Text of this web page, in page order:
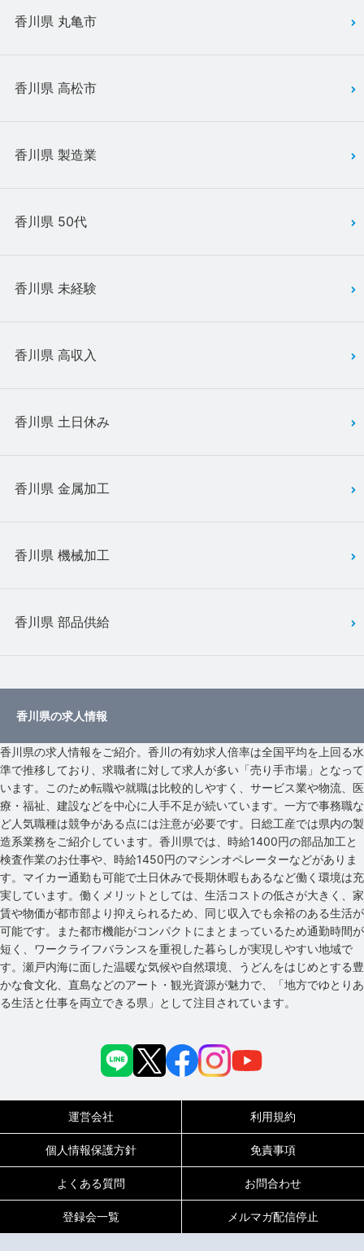
香川県 丸亀市
香川県 高松市
香川県 製造業
香川県 50代
香川県 未経験
香川県 高収入
香川県 土日休み
香川県 金属加工
香川県 機械加工
香川県 部品供給
香川県の求人情報
香川県の求人情報をご紹介。香川の有効求人倍率は全国平均を上回る水
準で推移しており、求職者に対して求人が多い「売り手市場」となって
います。このため転職や就職は比較的しやすく、サービス業や物流、医
療・福祉、建設などを中心に人手不足が続いています。一方で事務職な
ど人気職種は競争がある点には注意が必要です。日総工産では県内の製
造系業務をご紹介しています。香川県では、時給1400円の部品加工と
検査作業のお仕事や、時給1450円のマシンオペレーターなどがありま
す。マイカー通勤も可能で土日休みで長期休暇もあるなど働く環境は充
実しています。働くメリットとしては、生活コストの低さが大きく、家
賃や物価が都市部より抑えられるため、同じ収入でも余裕のある生活が
可能です。また都市機能がコンパクトにまとまっているため通勤時間が
短く、ワークライフバランスを重視した暮らしが実現しやすい地域で
す。瀬戸内海に面した温暖な気候や自然環境、うどんをはじめとする豊
かな食文化、直島などのアート・観光資源が魅力で、「地方でゆとりあ
る生活と仕事を両立できる県」として注目されています。
運営会社 利用規約
個人情報保護方針 免責事項
よくある質問 お問合わせ
登録会一覧 メルマガ配信停止